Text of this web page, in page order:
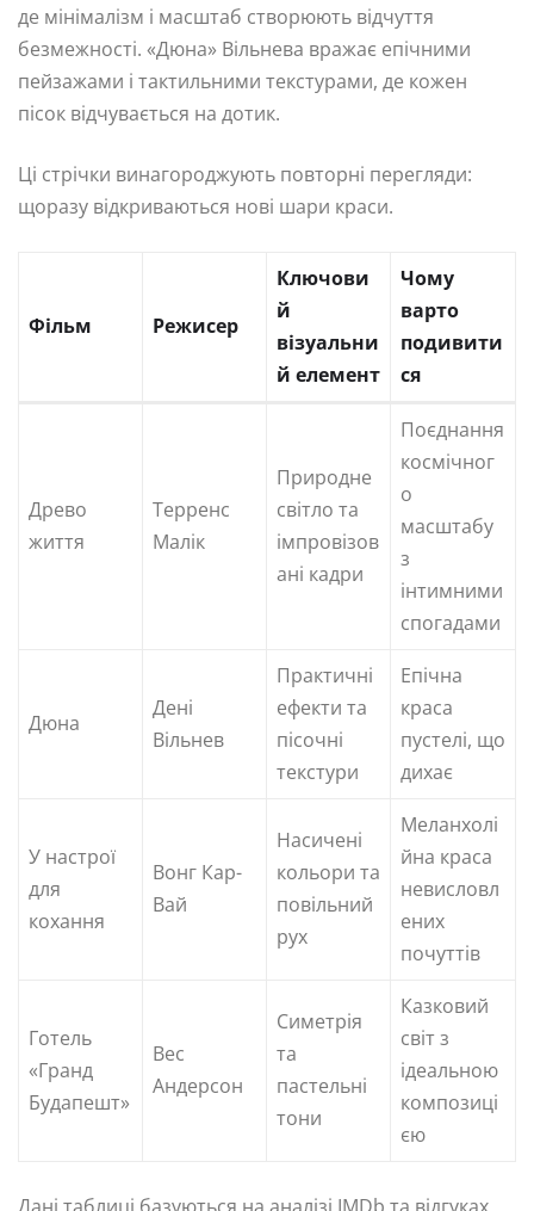
де мінімалізм і масштаб створюють відчуття
безмежності. «Дюна» Вільнева вражає епічними
пейзажами і тактильними текстурами, де кожен
пісок відчувається на дотик.
Ці стрічки винагороджують повторні перегляди:
щоразу відкриваються нові шари краси.
Фільм Режисер
Ключови
й
візуальни
й елемент
Чому
варто
подивити
ся
Древо
життя
Терренс
Малік
Природне
світло та
імпровізов
ані кадри
Поєднання
космічног
о
масштабу
з
інтимними
спогадами
Дюна
Дені
Вільнев
Практичні
ефекти та
пісочні
текстури
Епічна
краса
пустелі, що
дихає
У настрої
для
кохання
Вонг Кар-
Вай
Насичені
кольори та
повільний
рух
Меланхолі
йна краса
невисловл
ених
почуттів
Готель
«Гранд
Будапешт»
Вес
Андерсон
Симетрія
та
пастельні
тони
Казковий
світ з
ідеальною
композиці
єю